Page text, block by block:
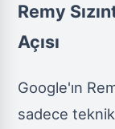
Remy
Açısı
Google'ın
sadece